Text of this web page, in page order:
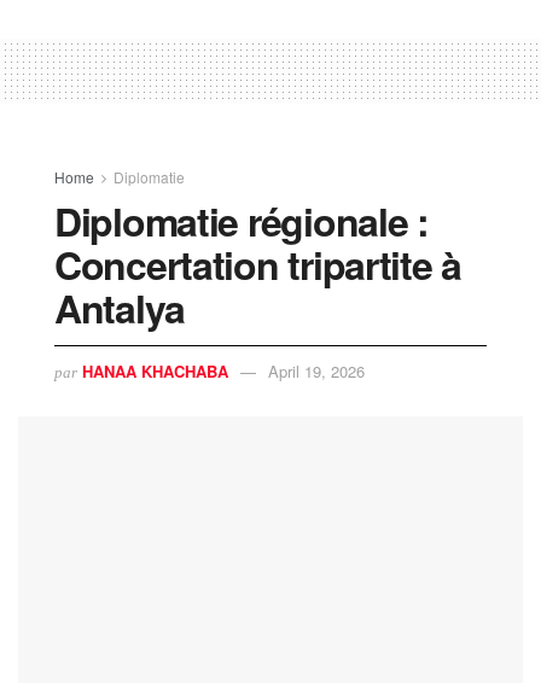
Home Diplomatie
Diplomatie régionale :
Concertation tripartite à
Antalya
par HANAA KHACHABA April 19, 2026